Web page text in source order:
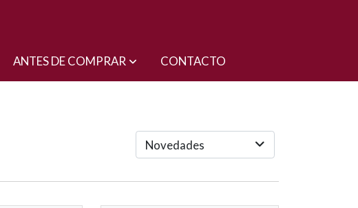
ANTES DE COMPRAR CONTACTO
Novedades